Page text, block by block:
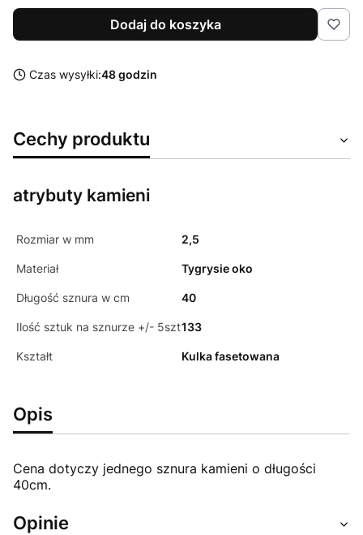
Dodaj do koszyka
Czas wysyłki:48 godzin
Cechy produktu
atrybuty kamieni
Rozmiar w mm 2,5
Materiał Tygrysie oko
Długość sznura w cm 40
Ilość sztuk na sznurze +/- 5szt133
Kształt Kulka fasetowana
Opis
Cena dotyczy jednego sznura kamieni o długości
40cm.
Opinie